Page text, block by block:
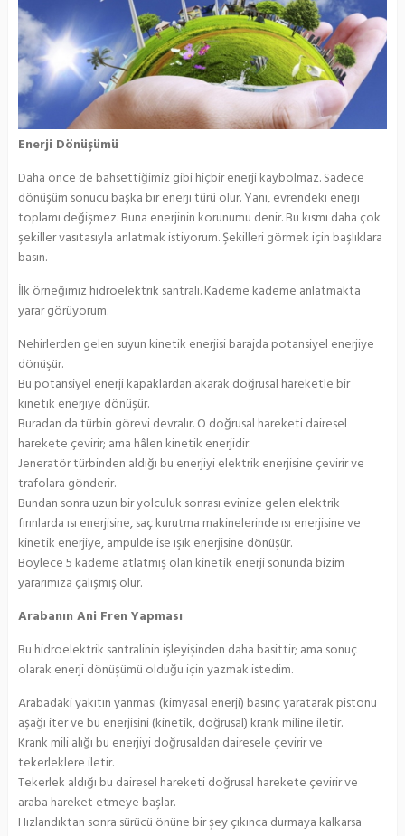
Enerji Dönüşümü
Daha önce de bahsettiğimiz gibi hiçbir enerji kaybolmaz. Sadece
dönüşüm sonucu başka bir enerji türü olur. Yani, evrendeki enerji
toplamı değişmez. Buna enerjinin korunumu denir. Bu kısmı daha çok
şekiller vasıtasıyla anlatmak istiyorum. Şekilleri görmek için başlıklara
basın.
İlk örneğimiz hidroelektrik santrali. Kademe kademe anlatmakta
yarar görüyorum.
Nehirlerden gelen suyun kinetik enerjisi barajda potansiyel enerjiye
dönüşür.
Bu potansiyel enerji kapaklardan akarak doğrusal hareketle bir
kinetik enerjiye dönüşür.
Buradan da türbin görevi devralır. O doğrusal hareketi dairesel
harekete çevirir; ama hâlen kinetik enerjidir.
Jeneratör türbinden aldığı bu enerjiyi elektrik enerjisine çevirir ve
trafolara gönderir.
Bundan sonra uzun bir yolculuk sonrası evinize gelen elektrik
fırınlarda ısı enerjisine, saç kurutma makinelerinde ısı enerjisine ve
kinetik enerjiye, ampulde ise ışık enerjisine dönüşür.
Böylece 5 kademe atlatmış olan kinetik enerji sonunda bizim
yararımıza çalışmış olur.
Arabanın Ani Fren Yapması
Bu hidroelektrik santralinin işleyişinden daha basittir; ama sonuç
olarak enerji dönüşümü olduğu için yazmak istedim.
Arabadaki yakıtın yanması (kimyasal enerji) basınç yaratarak pistonu
aşağı iter ve bu enerjisini (kinetik, doğrusal) krank miline iletir.
Krank mili alığı bu enerjiyi doğrusaldan dairesele çevirir ve
tekerleklere iletir.
Tekerlek aldığı bu dairesel hareketi doğrusal harekete çevirir ve
araba hareket etmeye başlar.
Hızlandıktan sonra sürücü önüne bir şey çıkınca durmaya kalkarsa